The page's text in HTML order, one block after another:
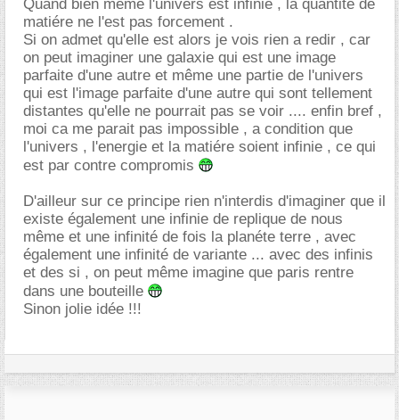
Quand bien même l'univers est infinie , la quantité de
matiére ne l'est pas forcement .
Si on admet qu'elle est alors je vois rien a redir , car
on peut imaginer une galaxie qui est une image
parfaite d'une autre et même une partie de l'univers
qui est l'image parfaite d'une autre qui sont tellement
distantes qu'elle ne pourrait pas se voir .... enfin bref ,
moi ca me parait pas impossible , a condition que
l'univers , l'energie et la matiére soient infinie , ce qui
est par contre compromis
D'ailleur sur ce principe rien n'interdis d'imaginer que il
existe également une infinie de replique de nous
même et une infinité de fois la planéte terre , avec
également une infinité de variante ... avec des infinis
et des si , on peut même imagine que paris rentre
dans une bouteille
Sinon jolie idée !!!